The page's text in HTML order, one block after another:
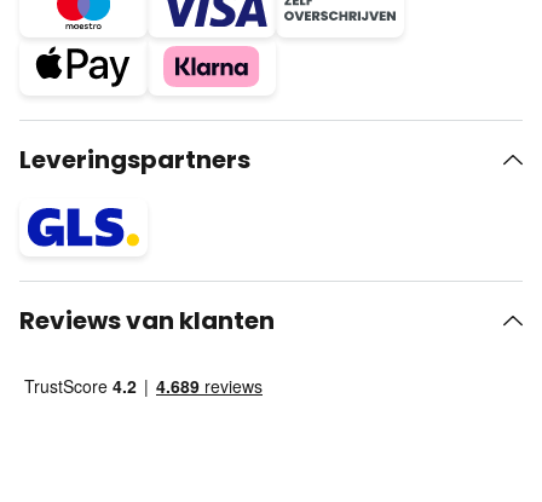
Leveringspartners
Reviews van klanten